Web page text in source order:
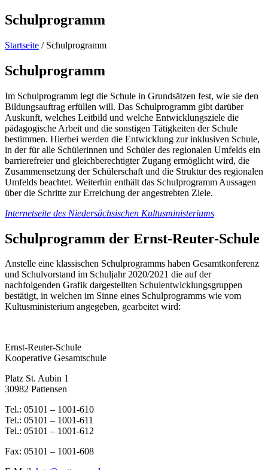
Schulprogramm
Startseite / Schulprogramm
Schulprogramm
Im Schulprogramm legt die Schule in Grundsätzen fest, wie sie den
Bildungsauftrag erfüllen will. Das Schulprogramm gibt darüber
Auskunft, welches Leitbild und welche Entwicklungsziele die
pädagogische Arbeit und die sonstigen Tätigkeiten der Schule
bestimmen. Hierbei werden die Entwicklung zur inklusiven Schule,
in der für alle Schülerinnen und Schüler des regionalen Umfelds ein
barrierefreier und gleichberechtigter Zugang ermöglicht wird, die
Zusammensetzung der Schülerschaft und die Struktur des regionalen
Umfelds beachtet. Weiterhin enthält das Schulprogramm Aussagen
über die Schritte zur Erreichung der angestrebten Ziele.
Internetseite des Niedersächsischen Kultusministeriums
Schulprogramm der Ernst-Reuter-Schule
Anstelle eine klassischen Schulprogramms haben Gesamtkonferenz
und Schulvorstand im Schuljahr 2020/2021 die auf der
nachfolgenden Grafik dargestellten Schulentwicklungsgruppen
bestätigt, in welchen im Sinne eines Schulprogramms wie vom
Kultusministerium angegeben, gearbeitet wird:
Ernst-Reuter-Schule
Kooperative Gesamtschule
Platz St. Aubin 1
30982 Pattensen
Tel.: 05101 – 1001-610
Tel.: 05101 – 1001-611
Tel.: 05101 – 1001-612
Fax: 05101 – 1001-608